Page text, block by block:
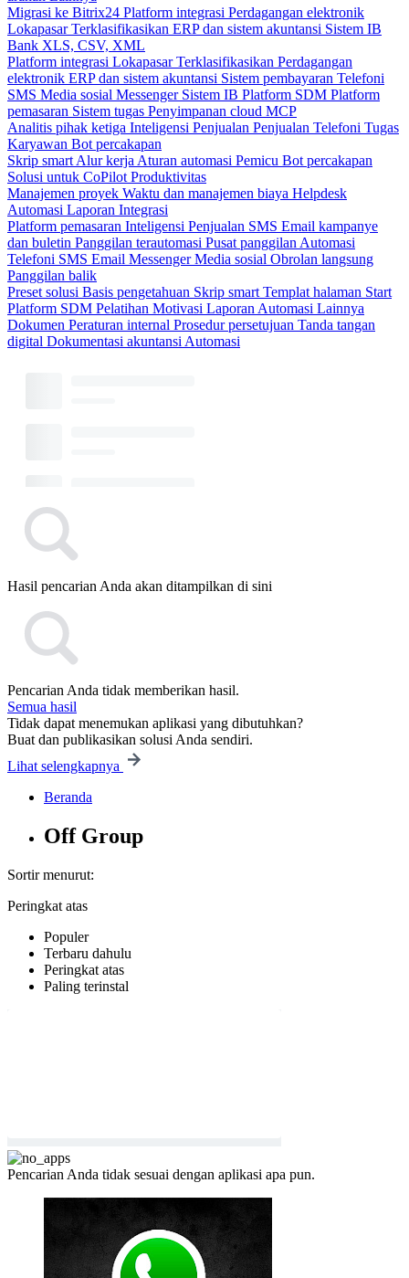
Migrasi ke Bitrix24 Platform integrasi Perdagangan elektronik
Lokapasar Terklasifikasikan ERP dan sistem akuntansi Sistem IB
Bank XLS, CSV, XML
Platform integrasi Lokapasar Terklasifikasikan Perdagangan
elektronik ERP dan sistem akuntansi Sistem pembayaran Telefoni
SMS Media sosial Messenger Sistem IB Platform SDM Platform
pemasaran Sistem tugas Penyimpanan cloud MCP
Analitis pihak ketiga Inteligensi Penjualan Penjualan Telefoni Tugas
Karyawan Bot percakapan
Skrip smart Alur kerja Aturan automasi Pemicu Bot percakapan
Solusi untuk CoPilot Produktivitas
Manajemen proyek Waktu dan manajemen biaya Helpdesk
Automasi Laporan Integrasi
Platform pemasaran Inteligensi Penjualan SMS Email kampanye
dan buletin Panggilan terautomasi Pusat panggilan Automasi
Telefoni SMS Email Messenger Media sosial Obrolan langsung
Panggilan balik
Preset solusi Basis pengetahuan Skrip smart Templat halaman Start
Platform SDM Pelatihan Motivasi Laporan Automasi Lainnya
Dokumen Peraturan internal Prosedur persetujuan Tanda tangan
digital Dokumentasi akuntansi Automasi
Hasil pencarian Anda akan ditampilkan di sini
Pencarian Anda tidak memberikan hasil.
Semua hasil
Tidak dapat menemukan aplikasi yang dibutuhkan?
Buat dan publikasikan solusi Anda sendiri.
Lihat selengkapnya
Beranda
Off Group
Sortir menurut:
Peringkat atas
Populer
Terbaru dahulu
Peringkat atas
Paling terinstal
Pencarian Anda tidak sesuai dengan aplikasi apa pun.